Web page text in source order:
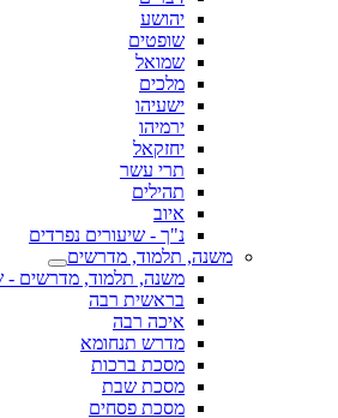
יהושע
שופטים
שמואל
מלכים
ישעיהו
ירמיהו
יחזקאל
תרי עשר
תהילים
איוב
נ"ך - שיעורים נפרדים
משנה, תלמוד, מדרשים
משנה, תלמוד, מדרשים -
בראשית רבה
איכה רבה
מדרש תנחומא
מסכת ברכות
מסכת שבת
מסכת פסחים